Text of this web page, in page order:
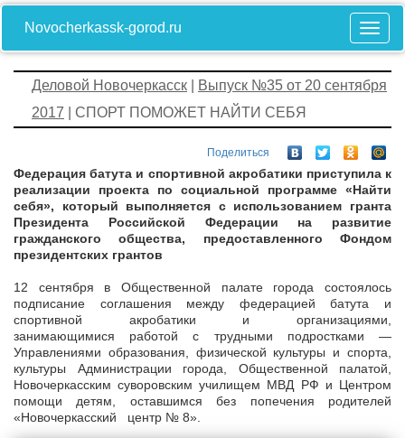
Novocherkassk-gorod.ru
Деловой Новочеркасск
Выпуск №35 от 20 сентября
2017 | СПОРТ ПОМОЖЕТ НАЙТИ СЕБЯ
Поделиться
Федерация батута и спортивной акробатики приступила к
реализации проекта по социальной программе «Найти
себя», который выполняется с использованием гранта
Президента Российской Федерации на развитие
гражданского общества, предоставленного Фондом
президентских грантов
12 сентября в Общественной палате города состоялось
подписание соглашения между федерацией батута и
спортивной акробатики и организациями,
занимающимися работой с трудными подростками —
Управлениями образования, физической культуры и спорта,
культуры Администрации города, Общественной палатой,
Новочеркасским суворовским училищем МВД РФ и Центром
помощи детям, оставшимся без попечения родителей
«Новочеркасский центр № 8».